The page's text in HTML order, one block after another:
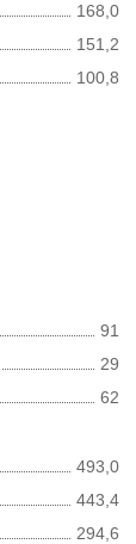
168,0
151,2
100,8
91
29
62
493,0
443,4
294,6